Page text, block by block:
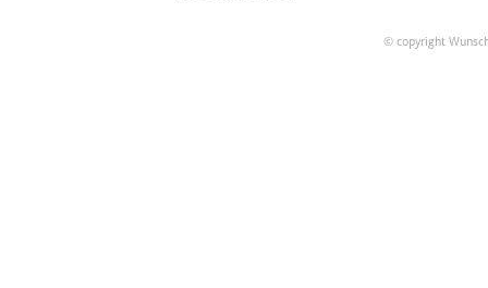
© copyright